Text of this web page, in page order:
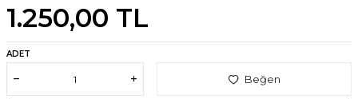
1.250,00 TL
ADET
Beğen